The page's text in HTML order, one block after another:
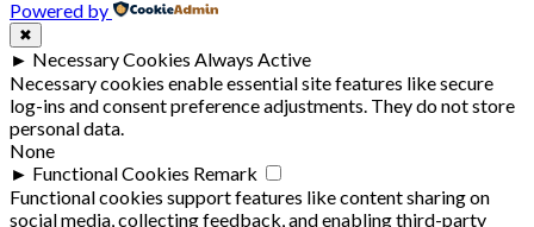
Powered by
✖
► Necessary Cookies Always Active
Necessary cookies enable essential site features like secure
log-ins and consent preference adjustments. They do not store
personal data.
None
► Functional Cookies Remark
Functional cookies support features like content sharing on
social media, collecting feedback, and enabling third-party